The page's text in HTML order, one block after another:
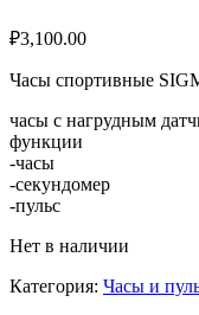
₽3,100.00
Часы спортивные
часы с нагрудным
функции
-часы
-секундомер
-пульс
Нет в наличии
Категория: Часы и